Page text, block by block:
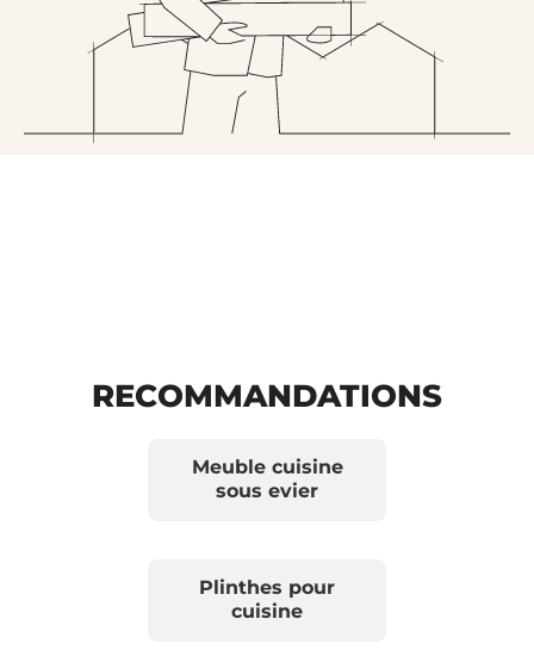
RECOMMANDATIONS
Meuble cuisine
sous evier
Plinthes pour
cuisine